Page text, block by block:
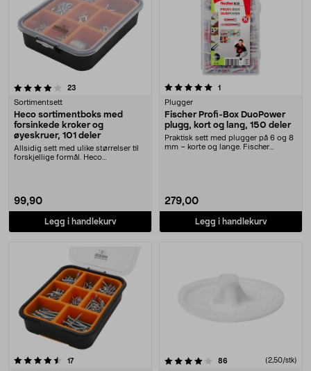
23
Sortimentsett
Heco sortimentboks med
forsinkede kroker og
øyeskruer, 101 deler
Allsidig sett med ulike størrelser til
forskjellige formål. Heco
99,90
Legg i handlekurv
5.0 av 5 stjerner 1
Plugger
Fischer Profi-Box DuoPower
plugg, kort og lang, 150 deler
Praktisk sett med plugger på 6 og 8
mm – korte og lange. Fischer
279,00
Legg i handlekurv
17anmeldelser
4.0 av 5 stjerner 86 anmeldelser(2,50/stk)